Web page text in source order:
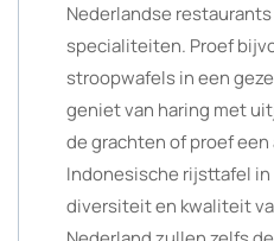
Nederlandse
specialiteiten. Proef
stroopwafels in een
geniet van haring met
de grachten of proef
Indonesische rijsttafel in
diversiteit en kwaliteit